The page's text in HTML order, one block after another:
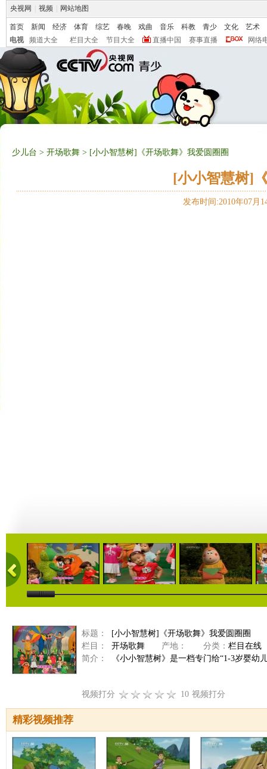
央视网 视频 网站地图
首页 新闻 经济 体育 综艺 春晚 戏曲 音乐 科教 青少 文化
艺术
电视
频道大全 栏目大全 节目大全 直播中国 赛事直播 网络
少儿台 > 开场歌舞 > [小小智慧树]《开场歌舞》我爱圆圈圈
[小小智慧树]
发布时间:2010年07月
01:40 02:23 02:14
标题：
[小小智慧树]《开场歌舞》我爱圆圈圈
栏目：
开场歌舞 产地： 分类： 栏目在线
简介：
《小小智慧树》是一档专门给“1-3岁婴
视频打分 10 视频打分
精彩视频推荐